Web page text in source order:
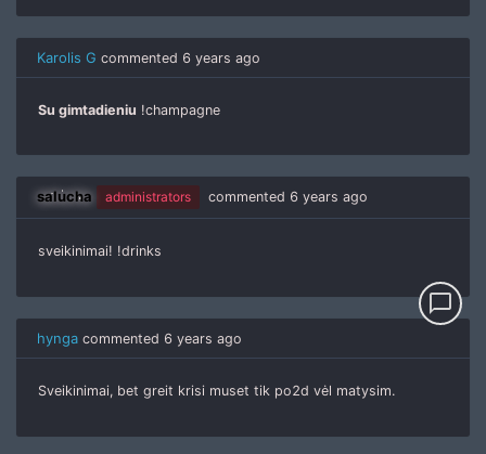
Karolis G commented 6 years ago
Su gimtadieniu !champagne
salucha administrators commented 6 years ago
sveikinimai! !drinks
hynga commented 6 years ago
Sveikinimai, bet greit krisi muset tik po2d vėl matysim.
chat_bubble_outline